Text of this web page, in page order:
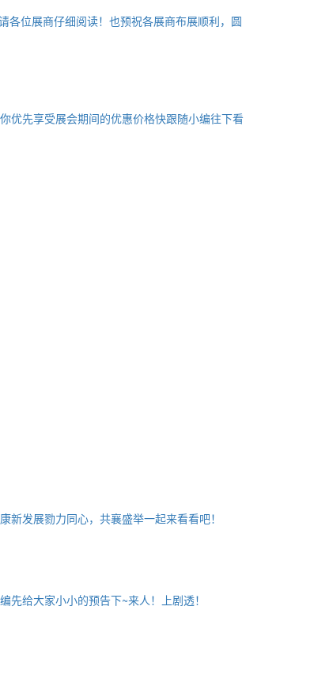
各位展商仔细阅读！也预祝各展商布展顺利，圆
优先享受展会期间的优惠价格快跟随小编往下看
发展勠力同心，共襄盛举一起来看看吧！
给大家小小的预告下~来人！上剧透！